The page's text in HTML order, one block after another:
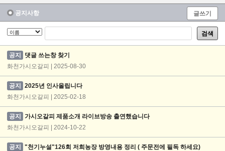
공지사항 글쓰기
검색
공지
댓글 쓰는창 찾기
화천가시오갈피 | 2025-08-30
공지
2025년 인사올립니다
화천가시오갈피 | 2025-02-18
공지
가시오갈피 제품소개 라이브방송 출연했습니다
화천가시오갈피 | 2024-10-22
공지
"천기누설"126회 저희농장 방영내용 정리 ( 주문전에 필독 하세요)